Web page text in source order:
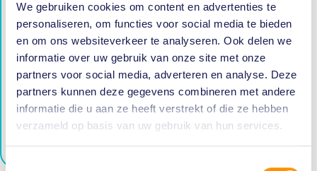
We gebruiken cookies om content en advertenties te
personaliseren, om functies voor social media te bieden
en om ons websiteverkeer te analyseren. Ook delen we
informatie over uw gebruik van onze site met onze
partners voor social media, adverteren en analyse. Deze
partners kunnen deze gegevens combineren met andere
informatie die u aan ze heeft verstrekt of die ze hebben
verzameld op basis van uw gebruik van hun services.
Toestemmingsselectie
Geef je merk
meerwaardeen sluit
je aan bij hetPIM
netwerk
word lid